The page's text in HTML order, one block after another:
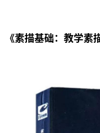
《素描基础：教学素